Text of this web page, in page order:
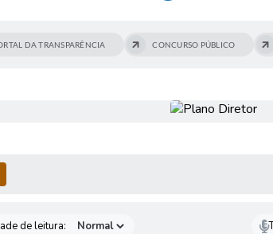
DA TRANSPARÊNCIA CONCURSO PÚBLICO
de leitura: